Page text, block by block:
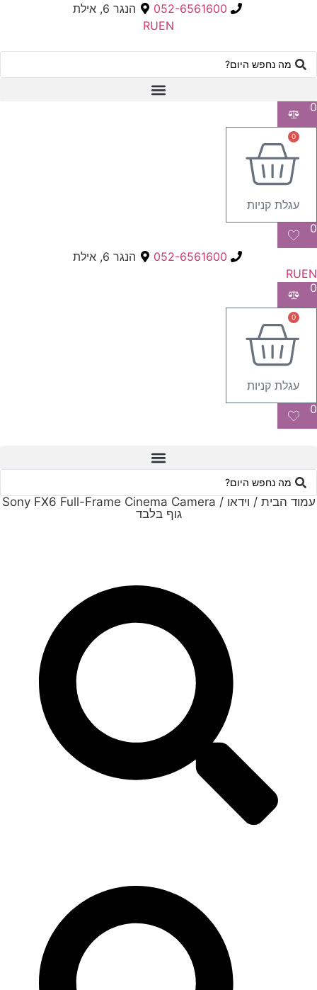
052-6561600
הנגר 6, אילת
EN
RU
Search
0
0
עגלת קניות
0
052-6561600
הנגר 6, אילת
EN
RU
0
0
עגלת קניות
0
Search
עמוד הבית / וידאו
/ Sony FX6 Full-Frame Cinema Camera
גוף בלבד